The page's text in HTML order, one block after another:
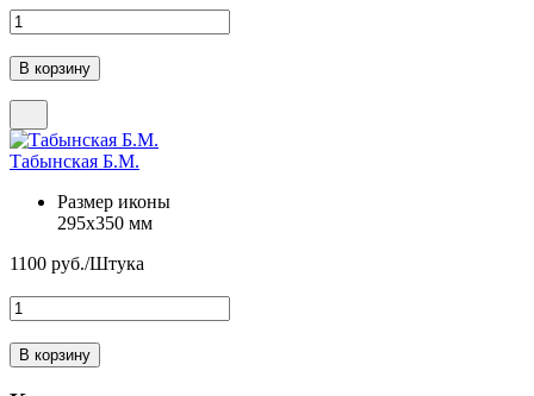
Табынская Б.М.
Размер иконы
295х350 мм
1100 руб./Штука